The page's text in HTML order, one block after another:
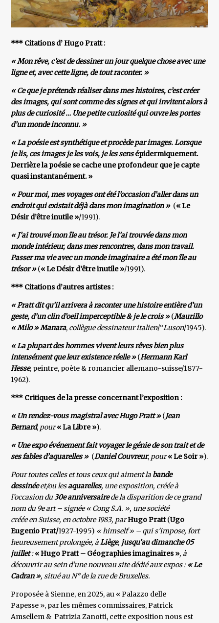
*** Citations d’ Hugo Pratt :
« Mon rêve, c’est de dessiner un jour quelque chose avec une
ligne et, avec cette ligne, de tout raconter. »
« Ce que je prétends réaliser dans mes histoires, c’est créer
des images, qui sont comme des signes et qui invitent alors à
plus de curiosité … Une petite curiosité qui ouvre les portes
d’un monde inconnu. »
« La poésie est synthétique et procède par images. Lorsque
je lis, ces images je les vois, je les sensépidermiquement.
Derrière la poésie se cache une profondeur que je capte
quasi instantanément. »
« Pour moi, mes voyages ont été l’occasion d’aller dans un
endroit qui existait déjà dans mon imagination » (« Le
Désir d’être inutile »/1991).
« J’ai trouvé mon île au trésor. Je l’ai trouvée dans mon
monde intérieur, dans mes rencontres, dans mon travail.
Passer ma vie avec un monde imaginaire a été mon île au
trésor »(« Le Désir d’être inutile »/1991).
*** Citations d’autres artistes :
« Pratt dit qu’il arrivera à raconter une histoire entière d’un
geste, d’un clin d’oeil imperceptible & je le crois »(Maurillo
« Milo » Manara, collègue dessinateur italien/°Luson/1945).
« La plupart des hommes vivent leurs rêves bien plus
intensément que leur existence réelle »(Hermann Karl
Hesse, peintre, poète & romancier allemano-suisse/1877-
1962).
*** Critiques de la presse concernant l’exposition :
« Un rendez-vous magistral avec Hugo Pratt »(Jean
Bernard, pour« La Libre »).
« Une expo événement fait voyager le génie de son trait et de
ses fables d’aquarelles » (Daniel Couvreur, pour« Le Soir »).
Pour toutes celles et tous ceux qui aiment la bande
dessinéeet/ou lesaquarelles, une exposition, créée à
l’occasion du30e anniversairede la disparition de ce grand
nom du 9e art – signée « Cong S.A. », une société
créée en Suisse, en octobre 1983, parHugo Pratt(Ugo
Eugenio Prat/1927-1995) « himself » – qui s’impose, fort
heureusement prolongée, àLiège, jusqu’au dimanche 05
juillet:« Hugo Pratt – Géographies imaginaires », à
découvrir au sein d’une nouveau site dédié aux expos : « Le
Cadran », situé au N° de la rue de Bruxelles.
Proposée à Sienne, en 2025, au « Palazzo delle
Papesse », par les mêmes commissaires, Patrick
Amsellem & Patrizia Zanotti, cette exposition nous est